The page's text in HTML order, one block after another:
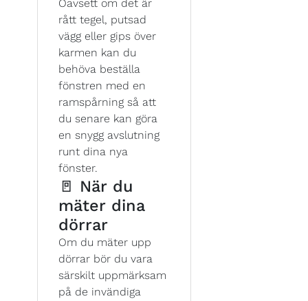
Oavsett om det är
rått tegel, putsad
vägg eller gips över
karmen kan du
behöva beställa
fönstren med en
ramspårning så att
du senare kan göra
en snygg avslutning
runt dina nya
fönster.
🚪 När du
mäter dina
dörrar
Om du mäter upp
dörrar bör du vara
särskilt uppmärksam
på de invändiga